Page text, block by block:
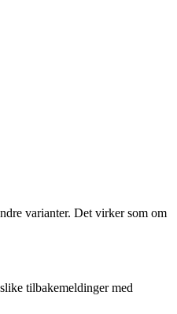
varianter. Det virker som om
tilbakemeldinger med